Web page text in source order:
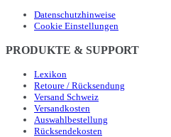
Datenschutzhinweise
Cookie Einstellungen
PRODUKTE & SUPPORT
Lexikon
Retoure / Rücksendung
Versand Schweiz
Versandkosten
Auswahlbestellung
Rücksendekosten